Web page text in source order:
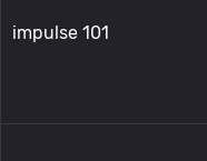
impulse 101